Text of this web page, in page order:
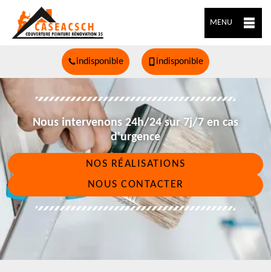
MENU
indisponible indisponible
Nous intervenons 24h/24 sur 7j/7 en cas
d'urgence
NOS RÉALISATIONS
NOUS CONTACTER